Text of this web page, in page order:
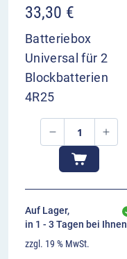
33,30 €
Batteriebox
Universal für 2
Blockbatterien
4R25
Auf Lager,
in 1 - 3 Tagen bei Ihnen
zzgl. 19 % MwSt.